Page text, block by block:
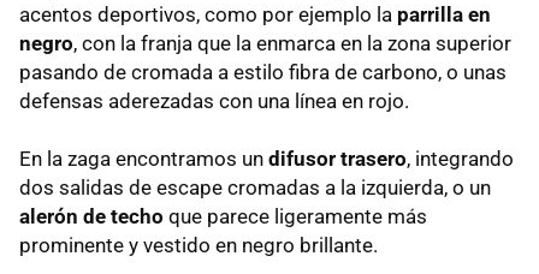
acentos deportivos, como por ejemplo la parrilla en
negro, con la franja que la enmarca en la zona superior
pasando de cromada a estilo fibra de carbono, o unas
defensas aderezadas con una línea en rojo.
En la zaga encontramos un difusor trasero, integrando
dos salidas de escape cromadas a la izquierda, o un
alerón de techo que parece ligeramente más
prominente y vestido en negro brillante.